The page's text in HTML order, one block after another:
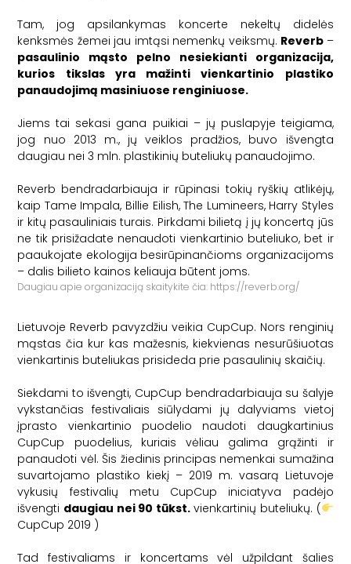
Tam, jog apsilankymas koncerte nekeltų didelės
kenksmės žemei jau imtąsi nemenkų veiksmų. Reverb –
pasaulinio mąsto pelno nesiekianti organizacija,
kurios tikslas yra mažinti vienkartinio plastiko
panaudojimą masiniuose renginiuose.
Jiems tai sekasi gana puikiai – jų puslapyje teigiama,
jog nuo 2013 m., jų veiklos pradžios, buvo išvengta
daugiau nei 3 mln. plastikinių buteliukų panaudojimo.
Reverb bendradarbiauja ir rūpinasi tokių ryškių atlikėjų,
kaip Tame Impala, Billie Eilish, The Lumineers, Harry Styles
ir kitų pasauliniais turais. Pirkdami bilietą į jų koncertą jūs
ne tik prisižadate nenaudoti vienkartinio buteliuko, bet ir
paaukojate ekologija besirūpinančioms organizacijoms
– dalis bilieto kainos keliauja būtent joms.
Daugiau apie organizaciją skaitykite čia: https://reverb.org/
Lietuvoje Reverb pavyzdžiu veikia CupCup. Nors renginių
mąstas čia kur kas mažesnis, kiekvienas nesurūšiuotas
vienkartinis buteliukas prisideda prie pasaulinių skaičių.
Siekdami to išvengti, CupCup bendradarbiauja su šalyje
vykstančias festivaliais siūlydami jų dalyviams vietoj
įprasto vienkartinio puodelio naudoti daugkartinius
CupCup puodelius, kuriais vėliau galima grąžinti ir
panaudoti vėl. Šis žiedinis principas nemenkai sumažina
suvartojamo plastiko kiekį – 2019 m. vasarą Lietuvoje
vykusių festivalių metu CupCup iniciatyva padėjo
išvengti daugiau nei 90 tūkst.vienkartinių buteliukų. (
CupCup 2019 )
Tad festivaliams ir koncertams vėl užpildant šalies